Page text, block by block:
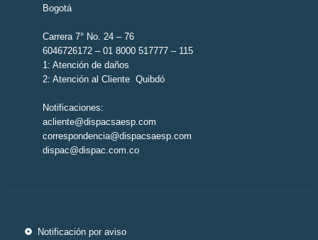
Bogotá
Carrera 7° No. 24 – 76
6046726172 – 01 8000 517777 – 115
1: Atención de daños
2: Atención al Cliente Quibdó
Notificaciones:
acliente@dispacsaesp.com
correspondencia@dispacsaesp.com
dispac@dispac.com.co
Notificación por aviso